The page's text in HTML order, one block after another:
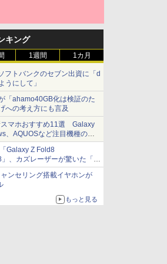
キング
1週間 1カ月
フトバンクのセブン出資に「d
うにして」
「ahamo40GB化は検証のた
への考え方にも言及
マホおすすめ11選 Galaxy
、AQUOSなど注目機種の特
Galaxy Z Fold8
、カズレーザーが驚いた「そ
みの薄さ」
ンセリング搭載イヤホンが
もっと見る